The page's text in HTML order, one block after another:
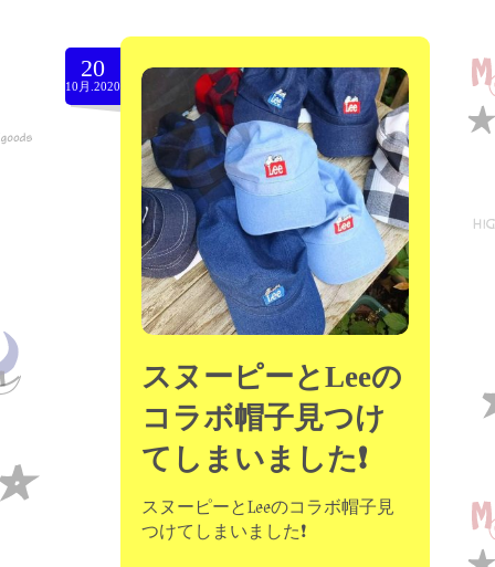
20
10月.2020
スヌーピーとLeeの
コラボ帽子見つけ
てしまいました❗
スヌーピーとLeeのコラボ帽子見
つけてしまいました❗